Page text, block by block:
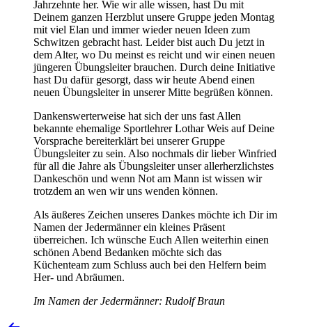
Jahrzehnte her. Wie wir alle wissen, hast Du mit
Deinem ganzen Herzblut unsere Gruppe jeden Montag
mit viel Elan und immer wieder neuen Ideen zum
Schwitzen gebracht hast. Leider bist auch Du jetzt in
dem Alter, wo Du meinst es reicht und wir einen neuen
jüngeren Übungsleiter brauchen. Durch deine Initiative
hast Du dafür gesorgt, dass wir heute Abend einen
neuen Übungsleiter in unserer Mitte begrüßen können.
Dankenswerterweise hat sich der uns fast Allen
bekannte ehemalige Sportlehrer Lothar Weis auf Deine
Vorsprache bereiterklärt bei unserer Gruppe
Übungsleiter zu sein. Also nochmals dir lieber Winfried
für all die Jahre als Übungsleiter unser allerherzlichstes
Dankeschön und wenn Not am Mann ist wissen wir
trotzdem an wen wir uns wenden können.
Als äußeres Zeichen unseres Dankes möchte ich Dir im
Namen der Jedermänner ein kleines Präsent
überreichen. Ich wünsche Euch Allen weiterhin einen
schönen Abend Bedanken möchte sich das
Küchenteam zum Schluss auch bei den Helfern beim
Her- und Abräumen.
Im Namen der Jedermänner: Rudolf Braun